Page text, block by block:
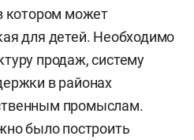
котором может
для детей. Необходимо
продаж, систему
в районах
промыслам.
было построить